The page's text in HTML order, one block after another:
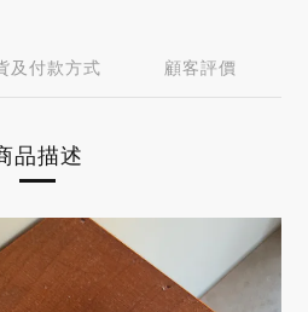
及付款方式 顧客評價
品描述